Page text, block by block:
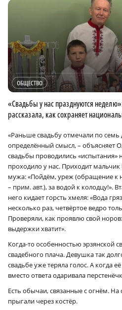
ОБЩЕСТВО
«Свадьбы у нас празднуются
рассказала, как сохраняет
«Раньше свадьбу отмечали по
определённый смысл, – объясняет
свадьбы проводились «испытания»
проходило у нас. Приходит
мужа: «Пойдём, уреж (обращение к
– прим. авт.), за водой к колодцу!».
него кидает горсть хмеля: «Вода
несколько раз, четвёртое ведро
Проверяли, как проявлю свой
выдержки хватит».
Когда-то особенностью эрзянской
свадебного плача. Девушка так
свадьбе уже теряла голос. А когда
вместо ответа одаривала
Есть обычаи, связанные с огнём.
прыгали через костёр.